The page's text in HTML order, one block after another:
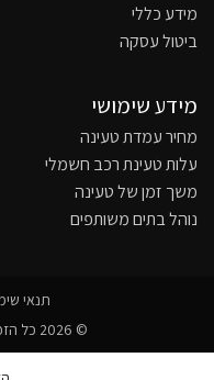
מידע כללי
ביטול עסקה
מידע שימושי
מחיר עמדת טעינה
עלות טעינת רכב חשמלי
משך זמן של טעינה
נוהל בתים משותפים
תנאי
© 2026 כל הזכויות שמורות ל- EV Energy